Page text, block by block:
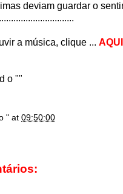
deviam guardar o
a música, clique ... AQUI
o ""
" at 09:50:00